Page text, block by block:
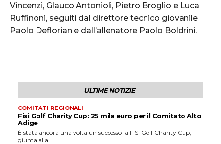
Vincenzi, Glauco Antonioli, Pietro Broglio e Luca
Ruffinoni, seguiti dal direttore tecnico giovanile
Paolo Deflorian e dall’allenatore Paolo Boldrini.
ULTIME NOTIZIE
COMITATI REGIONALI
Fisi Golf Charity Cup: 25 mila euro per il Comitato Alto
Adige
È stata ancora una volta un successo la FISI Golf Charity Cup,
giunta alla...